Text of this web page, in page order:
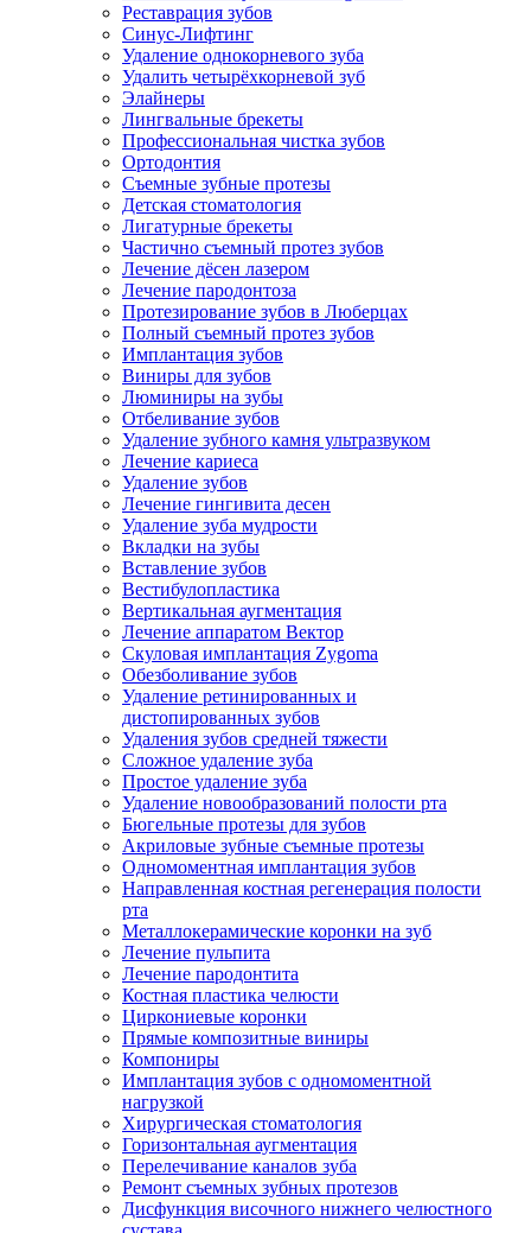
Реставрация зубов
Синус-Лифтинг
Удаление однокорневого зуба
Удалить четырёхкорневой зуб
Элайнеры
Лингвальные брекеты
Профессиональная чистка зубов
Ортодонтия
Съемные зубные протезы
Детская стоматология
Лигатурные брекеты
Частично съемный протез зубов
Лечение дёсен лазером
Лечение пародонтоза
Протезирование зубов в Люберцах
Полный съемный протез зубов
Имплантация зубов
Виниры для зубов
Люминиры на зубы
Отбеливание зубов
Удаление зубного камня ультразвуком
Лечение кариеса
Удаление зубов
Лечение гингивита десен
Удаление зуба мудрости
Вкладки на зубы
Вставление зубов
Вестибулопластика
Вертикальная аугментация
Лечение аппаратом Вектор
Скуловая имплантация Zygoma
Обезболивание зубов
Удаление ретинированных и
дистопированных зубов
Удаления зубов средней тяжести
Сложное удаление зуба
Простое удаление зуба
Удаление новообразований полости рта
Бюгельные протезы для зубов
Акриловые зубные съемные протезы
Одномоментная имплантация зубов
Направленная костная регенерация полости
рта
Металлокерамические коронки на зуб
Лечение пульпита
Лечение пародонтита
Костная пластика челюсти
Циркониевые коронки
Прямые композитные виниры
Компониры
Имплантация зубов с одномоментной
нагрузкой
Хирургическая стоматология
Горизонтальная аугментация
Перелечивание каналов зуба
Ремонт съемных зубных протезов
Дисфункция височного нижнего челюстного